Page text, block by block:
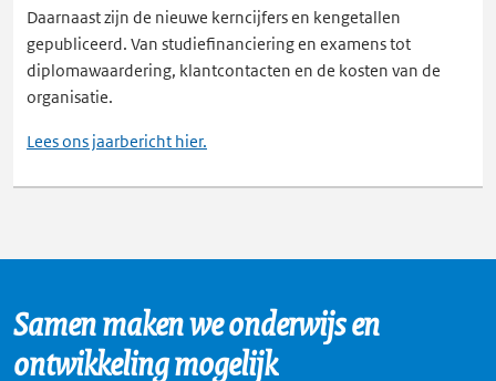
Daarnaast zijn de nieuwe kerncijfers en kengetallen
gepubliceerd. Van studiefinanciering en examens tot
diplomawaardering, klantcontacten en de kosten van de
organisatie.
Lees ons jaarbericht hier.
Samen maken we onderwijs en
ontwikkeling mogelijk